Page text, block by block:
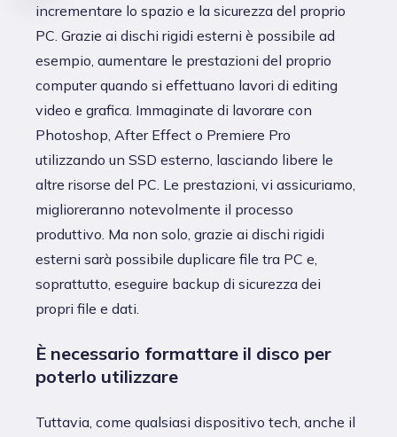
incrementare lo spazio e la sicurezza del proprio
PC. Grazie ai dischi rigidi esterni è possibile ad
esempio, aumentare le prestazioni del proprio
computer quando si effettuano lavori di editing
video e grafica. Immaginate di lavorare con
Photoshop, After Effect o Premiere Pro
utilizzando un SSD esterno, lasciando libere le
altre risorse del PC. Le prestazioni, vi assicuriamo,
miglioreranno notevolmente il processo
produttivo. Ma non solo, grazie ai dischi rigidi
esterni sarà possibile duplicare file tra PC e,
soprattutto, eseguire backup di sicurezza dei
propri file e dati.
È necessario formattare il disco per
poterlo utilizzare
Tuttavia, come qualsiasi dispositivo tech, anche il